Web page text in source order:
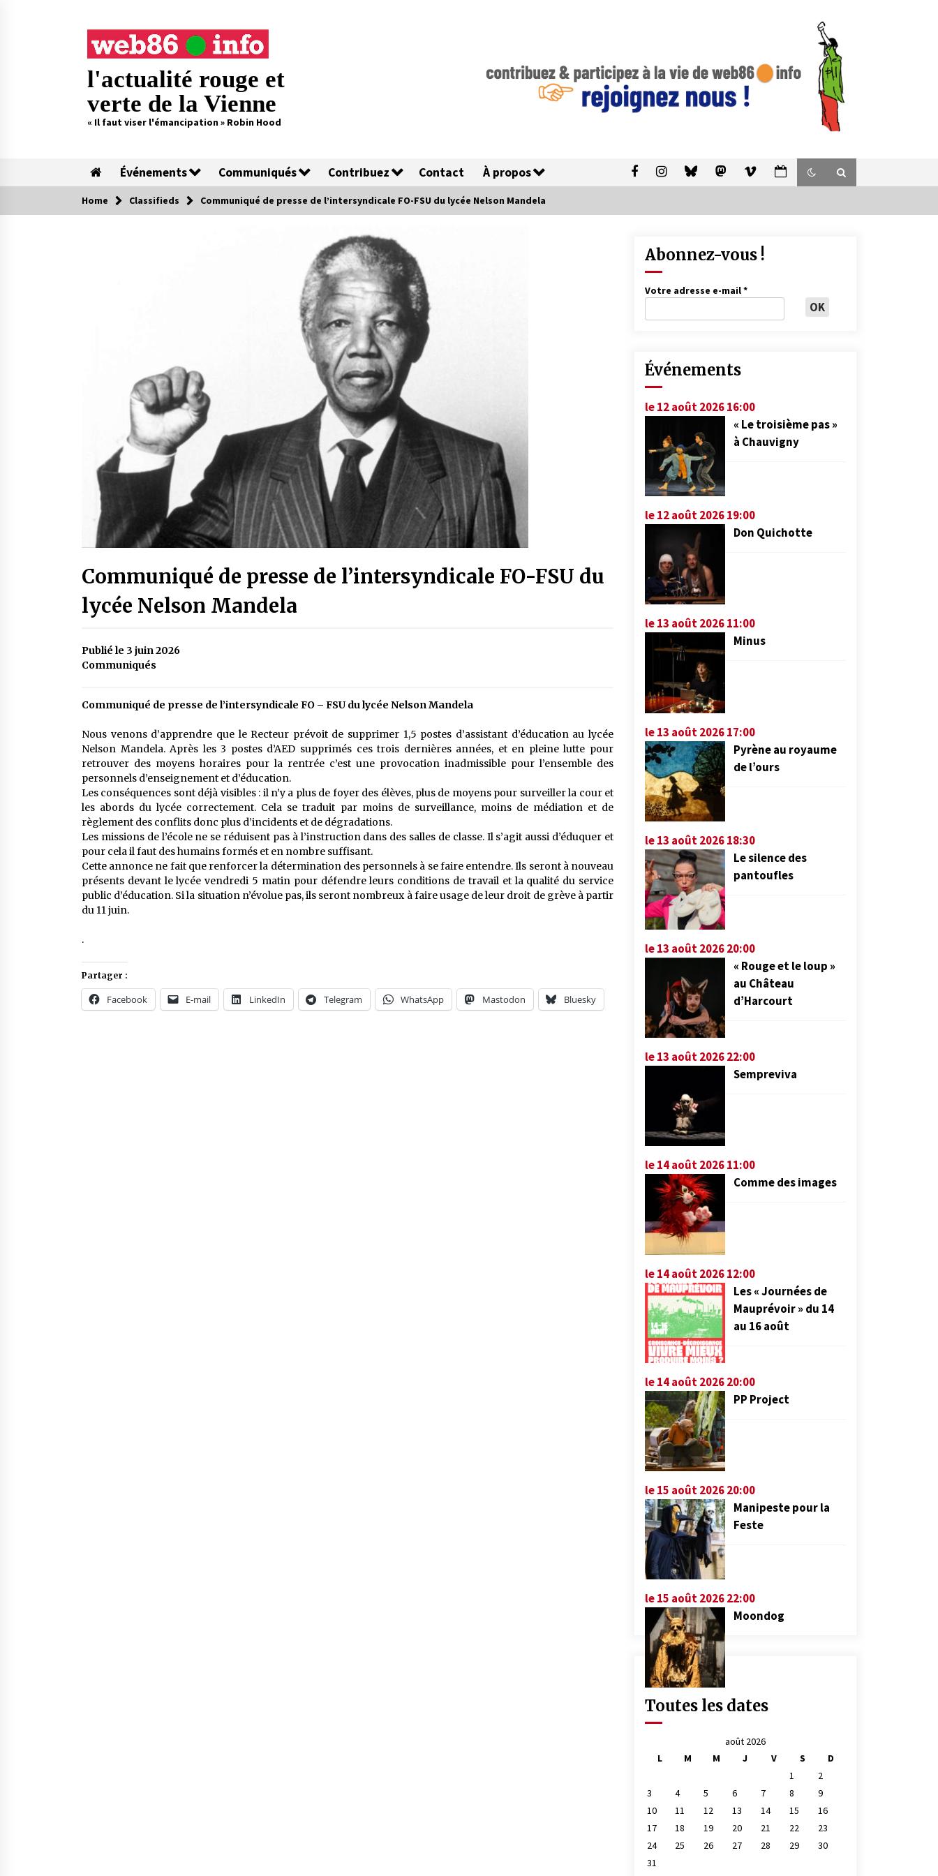
l'actualité rouge et
verte de la Vienne
« Il faut viser l'émancipation » Robin Hood
Événements Communiqués Contribuez Contact À propos
Home Classifieds Communiqué de presse de l’intersyndicale FO-FSU du lycée Nelson Mandela
Communiqué de presse de l’intersyndicale FO-FSU du
lycée Nelson Mandela
Publié le 3 juin 2026
Communiqués
Communiqué de presse de l’intersyndicale FO – FSU du lycée Nelson Mandela
Nous venons d’apprendre que le Recteur prévoit de supprimer 1,5 postes d’assistant d’éducation au lycée
Nelson Mandela. Après les 3 postes d’AED supprimés ces trois dernières années, et en pleine lutte pour
retrouver des moyens horaires pour la rentrée c’est une provocation inadmissible pour l’ensemble des
personnels d’enseignement et d’éducation.
Les conséquences sont déjà visibles : il n’y a plus de foyer des élèves, plus de moyens pour surveiller la cour et
les abords du lycée correctement. Cela se traduit par moins de surveillance, moins de médiation et de
règlement des conflits donc plus d’incidents et de dégradations.
Les missions de l’école ne se réduisent pas à l’instruction dans des salles de classe. Il s’agit aussi d’éduquer et
pour cela il faut des humains formés et en nombre suffisant.
Cette annonce ne fait que renforcer la détermination des personnels à se faire entendre. Ils seront à nouveau
présents devant le lycée vendredi 5 matin pour défendre leurs conditions de travail et la qualité du service
public d’éducation. Si la situation n’évolue pas, ils seront nombreux à faire usage de leur droit de grève à partir
du 11 juin.
.
Partager :
Facebook E-mail LinkedIn Telegram WhatsApp Mastodon Bluesky
Abonnez-vous !
Votre adresse e-mail*
Événements
le 12 août 2026 16:00
« Le troisième pas »
à Chauvigny
le 12 août 2026 19:00
Don Quichotte
le 13 août 2026 11:00
Minus
le 13 août 2026 17:00
Pyrène au royaume
de l’ours
le 13 août 2026 18:30
Le silence des
pantoufles
le 13 août 2026 20:00
« Rouge et le loup »
au Château
d’Harcourt
le 13 août 2026 22:00
Sempreviva
le 14 août 2026 11:00
Comme des images
le 14 août 2026 12:00
Les « Journées de
Mauprévoir » du 14
au 16 août
le 14 août 2026 20:00
PP Project
le 15 août 2026 20:00
Manipeste pour la
Feste
le 15 août 2026 22:00
Moondog
Toutes les dates
août 2026
L
M M J V S
D
1
2
3
4 5 6 7 8
9
10
11 12 13 14 15
16
17
18 19 20 21 22
23
24
25 26 27 28 29
30
31